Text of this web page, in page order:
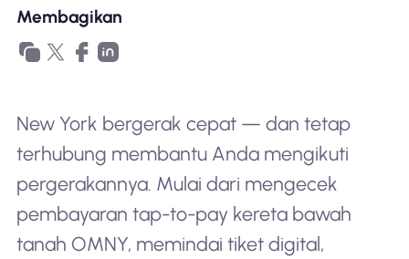
Membagikan
New York bergerak cepat — dan tetap
terhubung membantu Anda mengikuti
pergerakannya. Mulai dari mengecek
pembayaran tap-to-pay kereta bawah
tanah OMNY, memindai tiket digital,